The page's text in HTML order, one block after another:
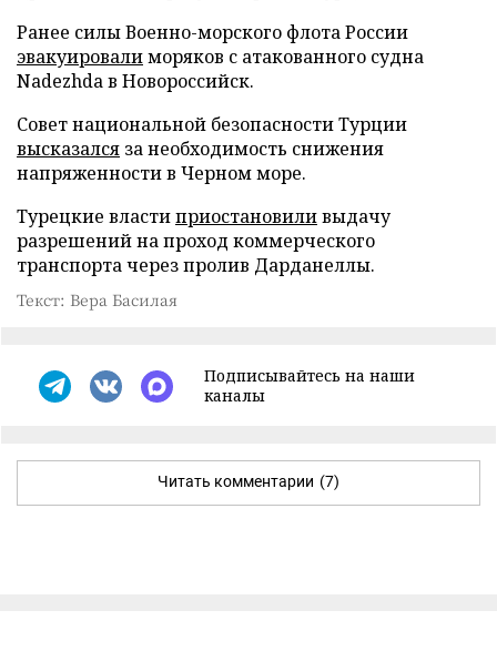
Ранее силы Военно-морского флота России
эвакуировалиморяков с атакованного судна
Nadezhda в Новороссийск.
Совет национальной безопасности Турции
высказался за необходимость снижения
напряженности в Черном море.
Турецкие властиприостановиливыдачу
разрешений на проход коммерческого
транспорта через пролив Дарданеллы.
Текст: Вера Басилая
Подписывайтесь на наши
каналы
Читать комментарии (7)